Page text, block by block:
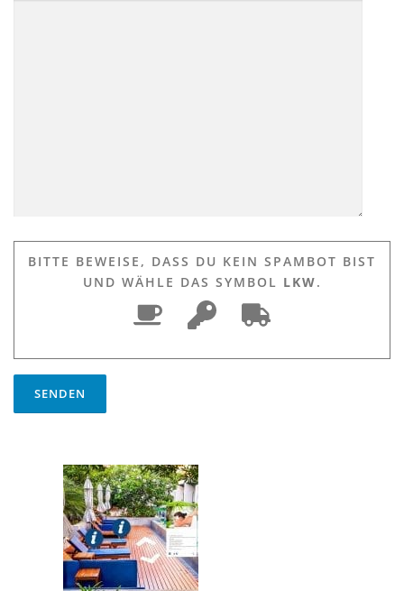
BITTE BEWEISE, DASS DU KEIN SPAMBOT BIST
UND WÄHLE DAS SYMBOL LKW.